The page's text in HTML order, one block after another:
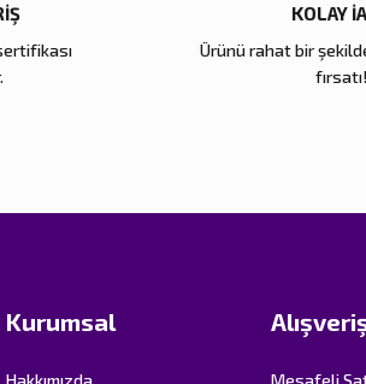
KOLAY
Ürünü rahat bir
fırsatı!
Kurumsal
Hakkımızda Mesafeli